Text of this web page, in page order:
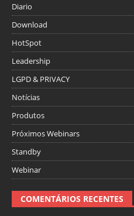
Diario
Download
HotSpot
Leadership
LGPD & PRIVACY
Notícias
Produtos
Próximos Webinars
Standby
Webinar
COMENTÁRIOS RECENTES